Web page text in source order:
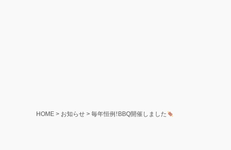
HOME > お知らせ > 毎年恒例！BBQ開催しました